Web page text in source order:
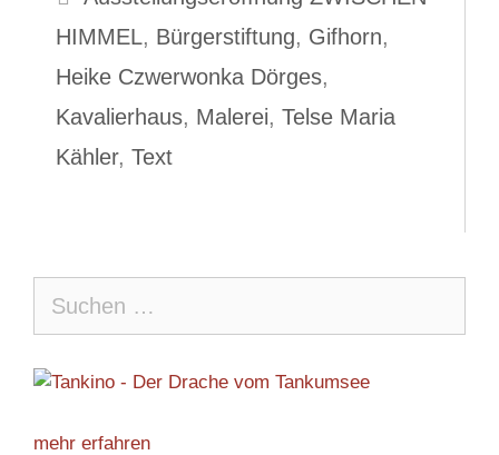
HIMMEL, Bürgerstiftung, Gifhorn,
Heike Czwerwonka Dörges,
Kavalierhaus, Malerei, Telse Maria
Kähler, Text
nach:
mehr erfahren